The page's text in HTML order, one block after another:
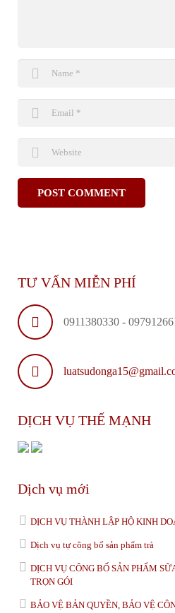
TƯ VẤN MIỄN PHÍ
0911380330 -
DỊCH VỤ THẾ MẠNH
Dịch vụ mới
DỊCH VỤ THÀNH LẬP HỘ KINH
Dịch vụ tự công bố sản phẩm trà
DỊCH VỤ CÔNG BỐ SẢN PHẨM
TRỌN GÓI
BẢO VỆ BẢN QUYỀN, BẢO VỆ